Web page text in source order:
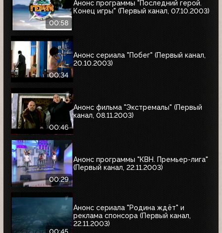
00:58
Анонс программы "Последний герой.
Конец игры" (Первый канал, 07.10.2003)
00:34
Анонс сериала "Побег" (Первый канал,
20.10.2003)
00:46
Анонс фильма "Экстремалы" (Первый
канал, 08.11.2003)
00:29
Анонс программы "КВН. Премьер-лига"
(Первый канал, 22.11.2003)
Анонс сериала "Родина ждёт" и
реклама спонсора (Первый канал,
22.11.2003)